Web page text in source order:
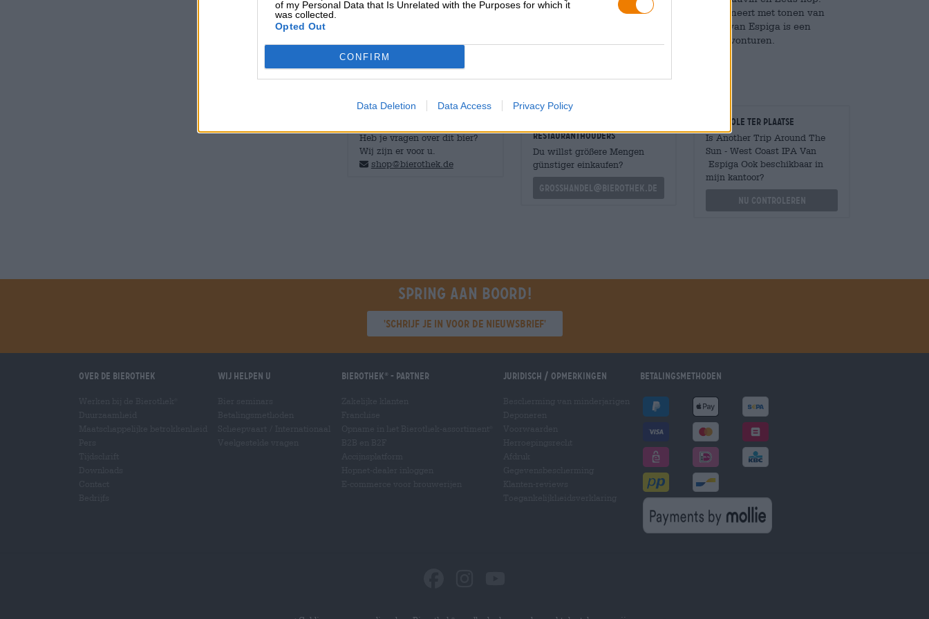
of my Personal Data that Is Unrelated with the Purposes for which it
was collected.
Opted Out
CONFIRM
Data Deletion Data Access Privacy Policy
Deze dubbele hop creëert een intens fruitig aroma dat zachte, lichte mout combineert met tonen van
rode druiven, frambozen, citrusfruit en hints van dennenhars. Het jubileumbier van Espiga is een
heerlijk eerbetoon aan de zon en een smakelijke felicitatie voor tien jaar brouwavonturen.
Heb je vragen over dit bier?
Wij zijn er voor u.
shop@bierothek.de
restauranthouders
Du willst größere Mengen
günstiger einkaufen?
grosshandel@bierothek.de
Controle ter plaatse
Is Another Trip Around The
Sun - West Coast IPA Van
Espiga Ook beschikbaar in
mijn kantoor?
Nu controleren
Spring aan boord!
'Schrijf je in voor de nieuwsbrief'
Over de Bierothek Wij helpen u Bierothek - Partner Juridisch / Opmerkingen Betalingsmethoden